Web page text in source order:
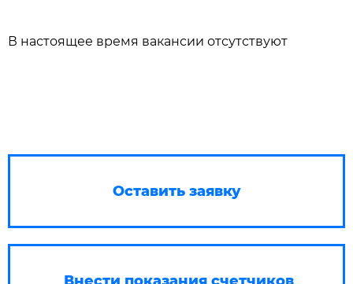
В настоящее время вакансии отсутствуют
Оставить заявку